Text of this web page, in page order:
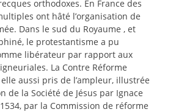
orthodoxes. En France des
ont hâté l’organisation de
Dans le sud du Royaume , et
le protestantisme a pu
libérateur par rapport aux
La Contre Réforme
aussi pris de l’ampleur, illustrée
de la Société de Jésus par Ignace
par la Commission de réforme